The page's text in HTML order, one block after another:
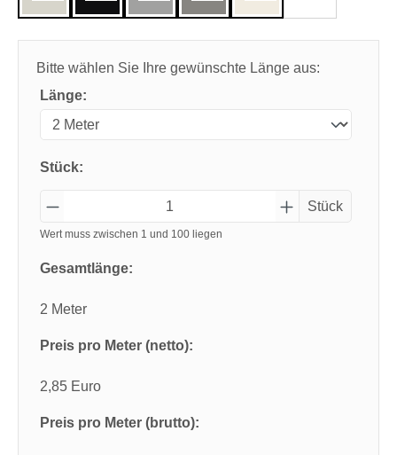
Bitte wählen Sie Ihre gewünschte Länge aus:
Länge:
Stück:
Stück
Wert muss zwischen 1 und 100 liegen
Gesamtlänge:
2 Meter
Preis pro Meter (netto):
2,85 Euro
Preis pro Meter (brutto):